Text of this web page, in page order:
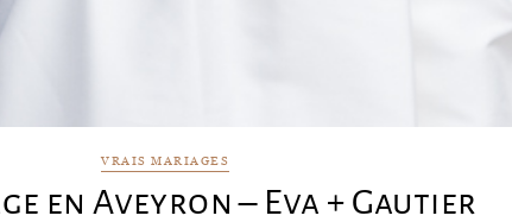
VRAIS MARIAGES
en Aveyron – Eva + Gautier